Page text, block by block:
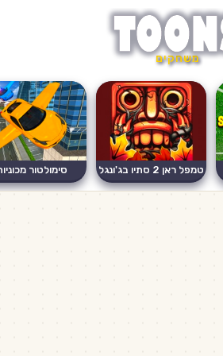
משחקים
טמפל ראן 2 סתיו בג'ונגל
סימולטור
מעופפות